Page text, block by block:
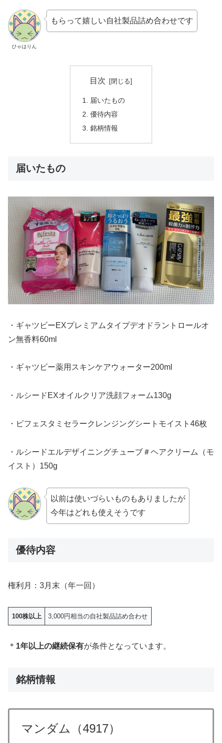
ひゃはりん
もらって嬉しい自社製品詰め合わせです
目次
届いたもの
優待内容
銘柄情報
届いたもの
・ギャツビーEXプレミアムタイプデオドラントロールオ
ン無香料60ml
・ギャツビー薬用スキンケアウォーター200ml
・ルシードEXオイルクリア洗顔フォーム130g
・ビフェスタミセラークレンジングシートモイスト46枚
・ルシードエルデザイニングチューブ＃ヘアクリーム（モ
イスト）150g
以前は使いづらいものもありましたが
今年はどれも使えそうです
優待内容
権利月：3月末（年一回）
100株以上 3,000円相当の自社製品詰め合わせ
＊ 1年以上の継続保有が条件となっています。
銘柄情報
マンダム（4917）